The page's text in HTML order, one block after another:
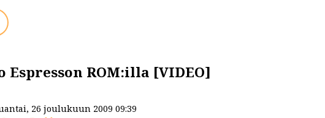
Espresson ROM:illa [VIDEO]
26 joulukuun 2009 09:39